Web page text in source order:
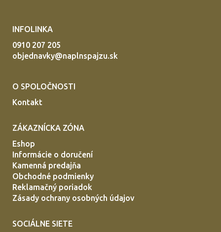
INFOLINKA
0910 207 205
objednavky@naplnspajzu.sk
O SPOLOČNOSTI
Kontakt
ZÁKAZNÍCKA ZÓNA
Eshop
Informácie o doručení
Kamenná predajňa
Obchodné podmienky
Reklamačný poriadok
Zásady ochrany osobných údajov
SOCIÁLNE SIETE